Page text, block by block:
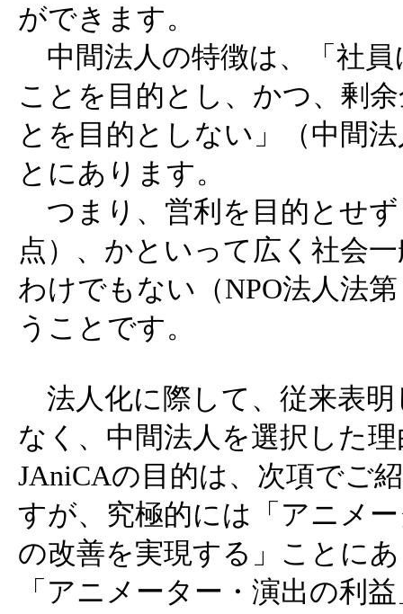
ができます。
中間法人の特徴は、「社員
ことを目的とし、かつ、剰
とを目的としない」（中間
とにあります。
つまり、営利を目的とせ
点）、かといって広く社会
わけでもない（NPO法人法
うことです。
法人化に際して、従来表明
なく、中間法人を選択した
JAniCAの目的は、次項でご
すが、究極的には「アニメ
の改善を実現する」ことに
「アニメーター・演出の利